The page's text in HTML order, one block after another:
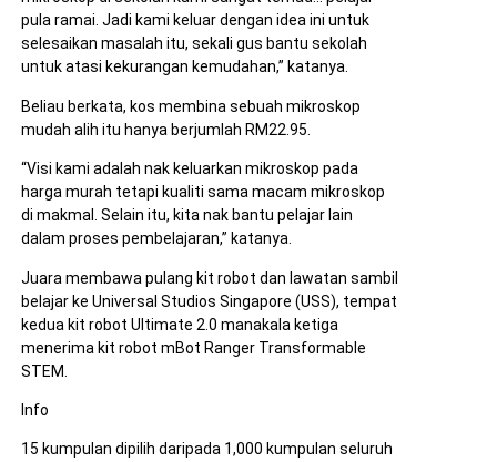
pula ramai. Jadi kami keluar dengan idea ini untuk
selesaikan masalah itu, sekali gus bantu sekolah
untuk atasi kekurangan kemudahan,” katanya.
Beliau berkata, kos membina sebuah mikroskop
mudah alih itu hanya berjumlah RM22.95.
“Visi kami adalah nak keluarkan mikroskop pada
harga murah tetapi kualiti sama macam mikroskop
di makmal. Selain itu, kita nak bantu pelajar lain
dalam proses pembelajaran,” katanya.
Juara membawa pulang kit robot dan lawatan sambil
belajar ke Universal Studios Singapore (USS), tempat
kedua kit robot Ultimate 2.0 manakala ketiga
menerima kit robot mBot Ranger Transformable
STEM.
Info
15 kumpulan dipilih daripada 1,000 kumpulan seluruh